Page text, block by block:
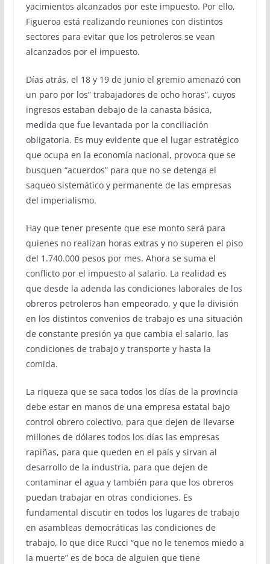
yacimientos alcanzados por este impuesto. Por ello,
Figueroa está realizando reuniones con distintos
sectores para evitar que los petroleros se vean
alcanzados por el impuesto.
Días atrás, el 18 y 19 de junio el gremio amenazó con
un paro por los” trabajadores de ocho horas”, cuyos
ingresos estaban debajo de la canasta básica,
medida que fue levantada por la conciliación
obligatoria. Es muy evidente que el lugar estratégico
que ocupa en la economía nacional, provoca que se
busquen “acuerdos” para que no se detenga el
saqueo sistemático y permanente de las empresas
del imperialismo.
Hay que tener presente que ese monto será para
quienes no realizan horas extras y no superen el piso
del 1.740.000 pesos por mes. Ahora se suma el
conflicto por el impuesto al salario. La realidad es
que desde la adenda las condiciones laborales de los
obreros petroleros han empeorado, y que la división
en los distintos convenios de trabajo es una situación
de constante presión ya que cambia el salario, las
condiciones de trabajo y transporte y hasta la
comida.
La riqueza que se saca todos los días de la provincia
debe estar en manos de una empresa estatal bajo
control obrero colectivo, para que dejen de llevarse
millones de dólares todos los días las empresas
rapiñas, para que queden en el país y sirvan al
desarrollo de la industria, para que dejen de
contaminar el agua y también para que los obreros
puedan trabajar en otras condiciones. Es
fundamental discutir en todos los lugares de trabajo
en asambleas democráticas las condiciones de
trabajo, lo que dice Rucci “que no le tenemos miedo a
la muerte” es de boca de alguien que tiene